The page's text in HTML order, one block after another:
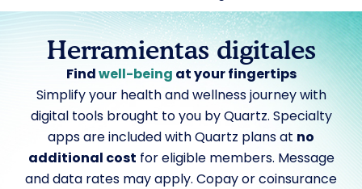
Herramientas digitales
Findwell-being at your fingertips
Simplify your health and wellness journey with
digital tools brought to you by Quartz. Specialty
apps are included with Quartz plans at no
additional cost for eligible members. Message
and data rates may apply. Copay or coinsurance